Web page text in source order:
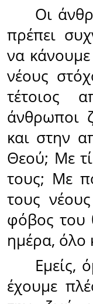
Οι
πρέπει
να κάνουμε
νέους
τέτοιος
άνθρωποι
και στην
Θεού; Με
τους; Με
τους
φόβος του
ημέρα, όλο
Εμείς,
έχουμε